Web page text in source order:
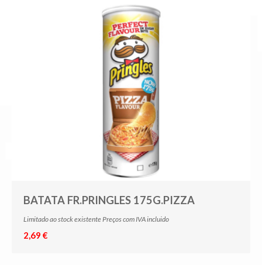
BATATA FR.PRINGLES 175G.PIZZA
Limitado ao stock existente Preços com IVA incluido
2,69 €